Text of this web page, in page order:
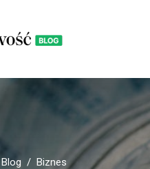
Blog Biznes